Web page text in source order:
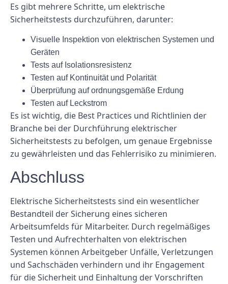
Es gibt mehrere Schritte, um elektrische
Sicherheitstests durchzuführen, darunter:
Visuelle Inspektion von elektrischen Systemen und
Geräten
Tests auf Isolationsresistenz
Testen auf Kontinuität und Polarität
Überprüfung auf ordnungsgemäße Erdung
Testen auf Leckstrom
Es ist wichtig, die Best Practices und Richtlinien der
Branche bei der Durchführung elektrischer
Sicherheitstests zu befolgen, um genaue Ergebnisse
zu gewährleisten und das Fehlerrisiko zu minimieren.
Abschluss
Elektrische Sicherheitstests sind ein wesentlicher
Bestandteil der Sicherung eines sicheren
Arbeitsumfelds für Mitarbeiter. Durch regelmäßiges
Testen und Aufrechterhalten von elektrischen
Systemen können Arbeitgeber Unfälle, Verletzungen
und Sachschäden verhindern und ihr Engagement
für die Sicherheit und Einhaltung der Vorschriften